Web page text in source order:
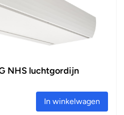
NHS luchtgordijn
In winkelwagen